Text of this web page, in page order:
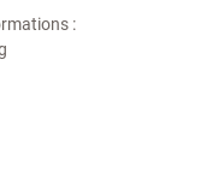
: